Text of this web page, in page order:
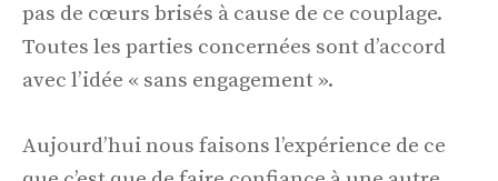
pas de cœurs brisés à cause de ce couplage.
Toutes les parties concernées sont d’accord
avec l’idée « sans engagement ».
Aujourd’hui nous faisons l’expérience de ce